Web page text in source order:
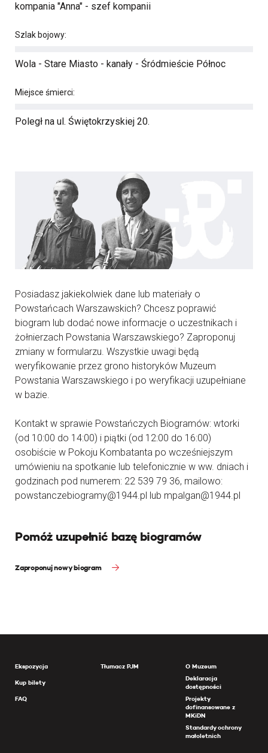
kompania "Anna" - szef kompanii
Szlak bojowy:
Wola - Stare Miasto - kanały - Śródmieście Północ
Miejsce śmierci:
Poległ na ul. Świętokrzyskiej 20.
Posiadasz jakiekolwiek dane lub materiały o
Powstańcach Warszawskich? Chcesz poprawić
biogram lub dodać nowe informacje o uczestnikach i
żołnierzach Powstania Warszawskiego? Zaproponuj
zmiany w formularzu. Wszystkie uwagi będą
weryfikowanie przez grono historyków Muzeum
Powstania Warszawskiego i po weryfikacji uzupełniane
w bazie.
Kontakt w sprawie Powstańczych Biogramów: wtorki
(od 10:00 do 14:00) i piątki (od 12:00 do 16:00)
osobiście w Pokoju Kombatanta po wcześniejszym
umówieniu na spotkanie lub telefonicznie w ww. dniach i
godzinach pod numerem: 22 539 79 36, mailowo:
powstanczebiogramy@1944.pl lub mpalgan@1944.pl
Pomóż uzupełnić bazę biogramów
Zaproponuj nowy biogram
Ekspozycja
Kup bilety
FAQ
Tłumacz PJM
O Muzeum
Deklaracja
dostępności
Projekty
dofinansowane z
MKiDN
Standardy ochrony
małoletnich